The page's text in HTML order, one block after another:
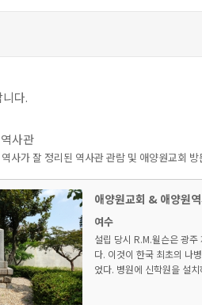
다.
사관
사가 잘 정리된 역사관 관람 및 애양원교회 방
애양원교회 & 애양원
여수
설립 당시 R.M.윌슨은 광
다. 이것이 한국 최초의 나
었다. 병원에 신학원을 설